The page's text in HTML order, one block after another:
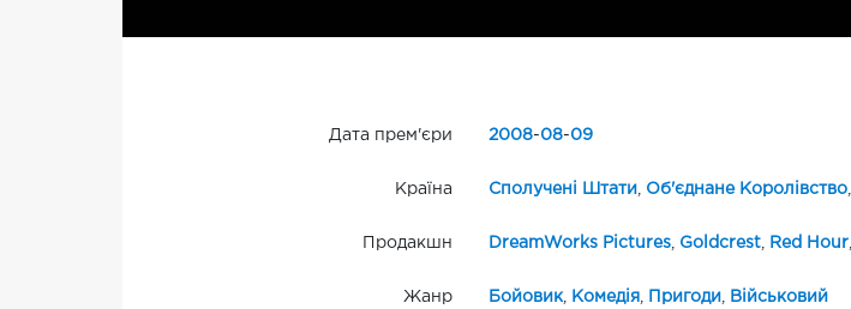
Дата прем'єри 2008-08-09
Країна Сполучені Штати Об'єднане Королівство,
Продакшн DreamWorks Pictures, Goldcrest, Red Hour,
Жанр Бойовик, Комедія, Пригоди Військовий